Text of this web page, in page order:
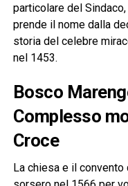
particolare del
prende il nome dalla
storia del celebre
nel 1453.
Bosco
Complesso
Croce
La chiesa e il